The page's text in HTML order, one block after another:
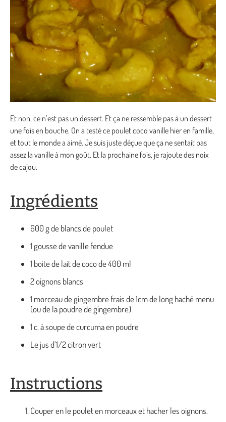
Et non, ce n’est pas un dessert. Et ça ne ressemble pas à un dessert
une fois en bouche. On a testé ce poulet coco vanille hier en famille,
et tout le monde a aimé. Je suis juste déçue que ça ne sentait pas
assez la vanille à mon goût. Et la prochaine fois, je rajoute des noix
de cajou.
Ingrédients
600 g de blancs de poulet
1 gousse de vanille fendue
1 boite de lait de coco de 400 ml
2 oignons blancs
1 morceau de gingembre frais de 1cm de long haché menu
(ou de la poudre de gingembre)
1 c. à soupe de curcuma en poudre
Le jus d’1/2 citron vert
Instructions
Couper en le poulet en morceaux et hacher les oignons.